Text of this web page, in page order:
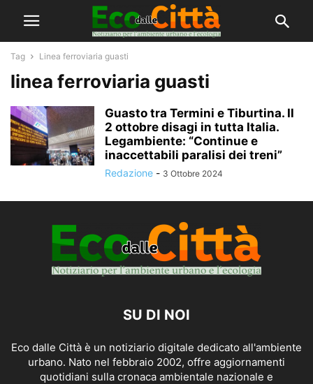
Tag Linea ferroviaria guasti
linea ferroviaria guasti
Guasto tra Termini e Tiburtina. Il
2 ottobre disagi in tutta Italia.
Legambiente: “Continue e
inaccettabili paralisi dei treni”
Redazione - 3 Ottobre 2024
SU DI NOI
Eco dalle Città è un notiziario digitale dedicato all'ambiente
urbano. Nato nel febbraio 2002, offre aggiornamenti
quotidiani sulla cronaca ambientale nazionale e